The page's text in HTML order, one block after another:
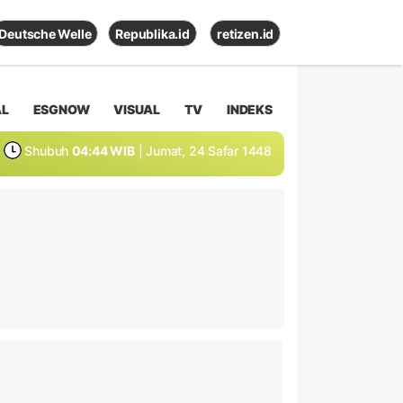
Deutsche Welle Republika.id retizen.id
ESGNOW VISUAL TV INDEKS
Shubuh 04:44 WIB | Jumat, 24 Safar 1448